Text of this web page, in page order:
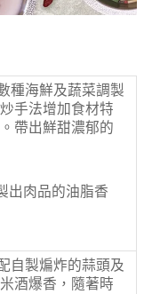
種海鮮及蔬菜調製
手法增加食材特
帶出鮮甜濃郁的
出肉品的油脂香
自製煸炸的蒜頭及
酒爆香，隨著時